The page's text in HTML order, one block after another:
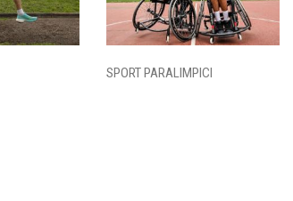
SPORT PARALIMPICI